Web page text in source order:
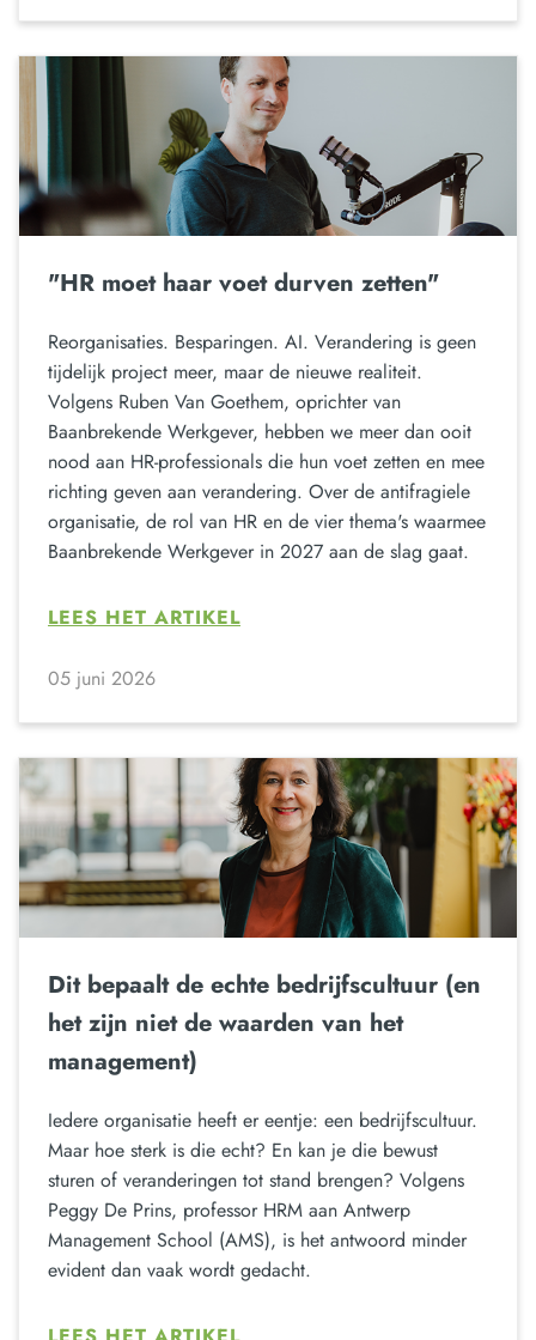
"HR moet haar voet durven zetten"
Reorganisaties. Besparingen. AI. Verandering is geen
tijdelijk project meer, maar de nieuwe realiteit.
Volgens Ruben Van Goethem, oprichter van
Baanbrekende Werkgever, hebben we meer dan ooit
nood aan HR-professionals die hun voet zetten en mee
richting geven aan verandering. Over de antifragiele
organisatie, de rol van HR en de vier thema's waarmee
Baanbrekende Werkgever in 2027 aan de slag gaat.
LEES HET ARTIKEL
05 juni 2026
Dit bepaalt de echte bedrijfscultuur (en
het zijn niet de waarden van het
management)
Iedere organisatie heeft er eentje: een bedrijfscultuur.
Maar hoe sterk is die echt? En kan je die bewust
sturen of veranderingen tot stand brengen? Volgens
Peggy De Prins, professor HRM aan Antwerp
Management School (AMS), is het antwoord minder
evident dan vaak wordt gedacht.